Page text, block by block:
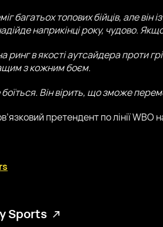
багатьох топових бійців, але
наприкінці року, чудово.
ринг в якості аутсайдера проти
з кожним боєм.
боїться. Він вірить, що зможе
претендент по лінії WBO
Sports